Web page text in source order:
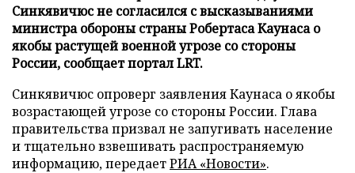
Синкявичюс не согласился с высказываниями
министра обороны страны Робертаса Каунаса о
якобы растущей военной угрозе со стороны
России, сообщает портал LRT.
Синкявичюс опроверг заявления Каунаса о якобы
возрастающей угрозе со стороны России. Глава
правительства призвал не запугивать население
и тщательно взвешивать распространяемую
информацию, передаетРИА «Новости».